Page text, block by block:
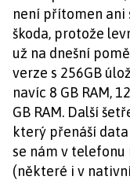
není přítomen ani
škoda, protože
už na dnešní
verze s 256GB
navíc 8 GB RAM,
GB RAM. Další
který přenáší
se nám v
(některé i v